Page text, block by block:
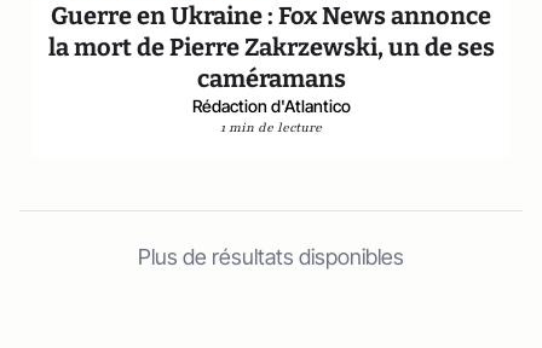
Guerre en Ukraine : Fox News annonce
la mort de Pierre Zakrzewski, un de ses
caméramans
Rédaction d'Atlantico
1 min de lecture
Plus de résultats disponibles